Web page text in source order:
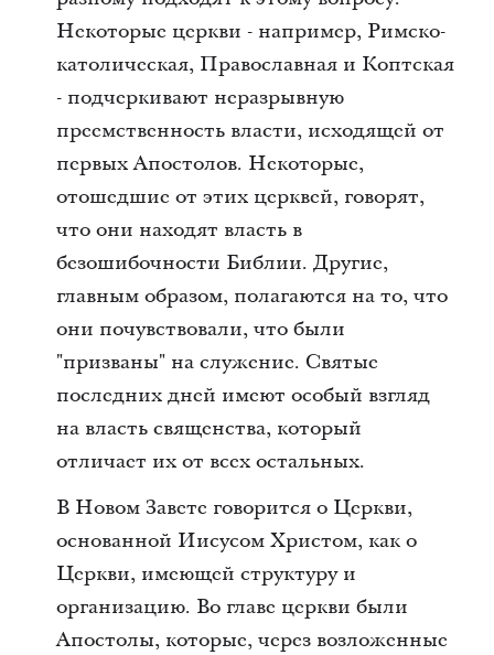
Некоторые церкви - например, Римско-
католическая, Православная и Коптская
- подчеркивают неразрывную
преемственность власти, исходящей от
первых Апостолов. Некоторые,
отошедшие от этих церквей, говорят,
что они находят власть в
безошибочности Библии. Другие,
главным образом, полагаются на то, что
они почувствовали, что были
"призваны" на служение. Святые
последних дней имеют особый взгляд
на власть священства, который
отличает их от всех остальных.
В Новом Завете говорится о Церкви,
основанной Иисусом Христом, как о
Церкви, имеющей структуру и
организацию. Во главе церкви были
Апостолы, которые, через возложенные